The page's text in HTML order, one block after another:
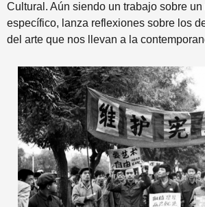
Cultural. Aún siendo un trabajo sobre
específico, lanza reflexiones sobre los
del arte que nos llevan a la